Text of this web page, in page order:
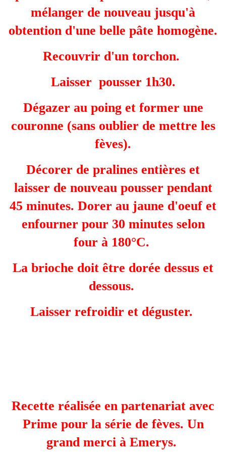
mélanger de nouveau jusqu'à
obtention d'une belle pâte homogène.
Recouvrir d'un torchon.
Laisser pousser 1h30.
Dégazer au poing et former une
couronne (sans oublier de mettre les
fèves).
Décorer de pralines entières et
laisser de nouveau pousser pendant
45 minutes. Dorer au jaune d'oeuf et
enfourner pour 30 minutes selon
four à 180°C.
La brioche doit être dorée dessus et
dessous.
Laisser refroidir et déguster.
Recette réalisée en partenariat avec
Prime pour la série de fèves. Un
grand merci à Emerys.